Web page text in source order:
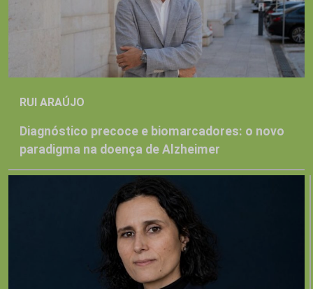
RUI ARAÚJO
Diagnóstico precoce e biomarcadores: o novo
paradigma na doença de Alzheimer